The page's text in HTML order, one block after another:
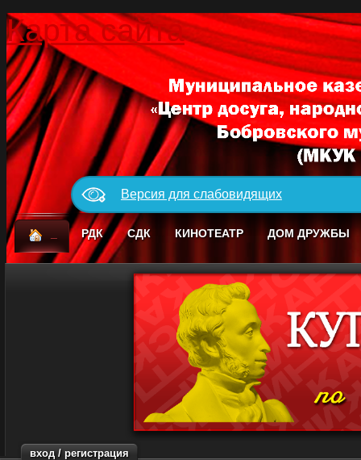
Карта сайта
Версия для слабовидящих
РДК СДК КИНОТЕАТР ДОМ ДРУЖБЫ
вход / регистрация